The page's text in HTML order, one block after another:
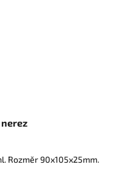
Rozměr 90x105x25mm.